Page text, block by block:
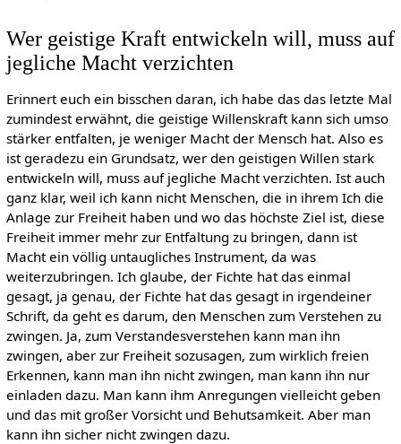
Wer geistige Kraft entwickeln will, muss auf
jegliche Macht verzichten
Erinnert euch ein bisschen daran, ich habe das das letzte Mal
zumindest erwähnt, die geistige Willenskraft kann sich umso
stärker entfalten, je weniger Macht der Mensch hat. Also es
ist geradezu ein Grundsatz, wer den geistigen Willen stark
entwickeln will, muss auf jegliche Macht verzichten. Ist auch
ganz klar, weil ich kann nicht Menschen, die in ihrem Ich die
Anlage zur Freiheit haben und wo das höchste Ziel ist, diese
Freiheit immer mehr zur Entfaltung zu bringen, dann ist
Macht ein völlig untaugliches Instrument, da was
weiterzubringen. Ich glaube, der Fichte hat das einmal
gesagt, ja genau, der Fichte hat das gesagt in irgendeiner
Schrift, da geht es darum, den Menschen zum Verstehen zu
zwingen. Ja, zum Verstandesverstehen kann man ihn
zwingen, aber zur Freiheit sozusagen, zum wirklich freien
Erkennen, kann man ihn nicht zwingen, man kann ihn nur
einladen dazu. Man kann ihm Anregungen vielleicht geben
und das mit großer Vorsicht und Behutsamkeit. Aber man
kann ihn sicher nicht zwingen dazu.